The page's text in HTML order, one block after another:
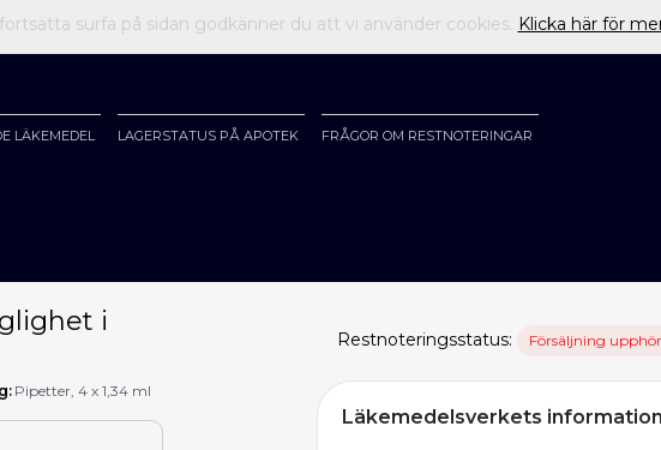
LÄKEMEDEL LAGERSTATUS PÅ APOTEK FRÅGOR OM RESTNOTERINGAR
i
Restnoteringsstatus: Försäljning
Pipetter, 4 x 1,34 ml
Läkemedelsverkets
surfa på sidan godkänner du att vi använder cookies. Klicka här för